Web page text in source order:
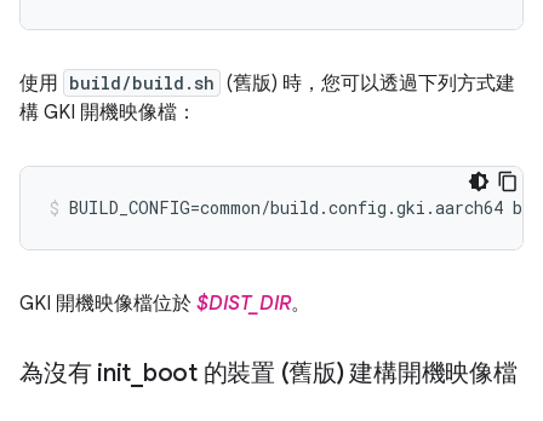
使用 build/build.sh (舊版) 時，您可以透過下列方式建
構 GKI 開機映像檔：
GKI 開機映像檔位於 $DIST_DIR。
為沒有 init boot 的裝置 (舊版) 建構開機映像檔